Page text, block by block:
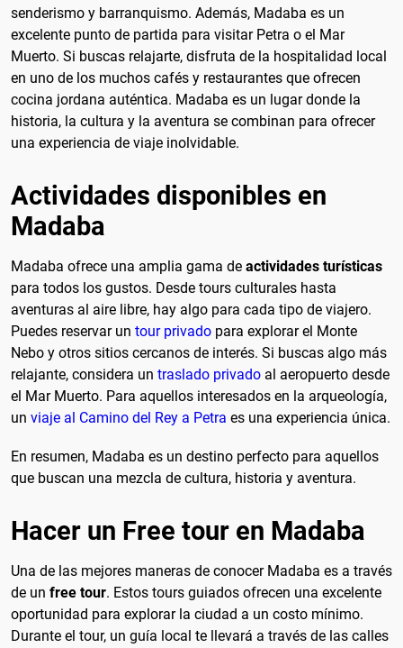
senderismo y barranquismo. Además, Madaba es un
excelente punto de partida para visitar Petra o el Mar
Muerto. Si buscas relajarte, disfruta de la hospitalidad local
en uno de los muchos cafés y restaurantes que ofrecen
cocina jordana auténtica. Madaba es un lugar donde la
historia, la cultura y la aventura se combinan para ofrecer
una experiencia de viaje inolvidable.
Actividades disponibles en
Madaba
Madaba ofrece una amplia gama de actividades turísticas
para todos los gustos. Desde tours culturales hasta
aventuras al aire libre, hay algo para cada tipo de viajero.
Puedes reservar un tour privado para explorar el Monte
Nebo y otros sitios cercanos de interés. Si buscas algo más
relajante, considera un traslado privado al aeropuerto desde
el Mar Muerto. Para aquellos interesados en la arqueología,
un viaje al Camino del Rey a Petra es una experiencia única.
En resumen, Madaba es un destino perfecto para aquellos
que buscan una mezcla de cultura, historia y aventura.
Hacer un Free tour en Madaba
Una de las mejores maneras de conocer Madaba es a través
de un free tour. Estos tours guiados ofrecen una excelente
oportunidad para explorar la ciudad a un costo mínimo.
Durante el tour, un guía local te llevará a través de las calles